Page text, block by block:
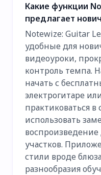
Какие функции
предлагает
Notewize: Guitar
удобные для
видеоуроки,
контроль темпа.
начать с
электрогитаре
практиковаться
использовать
участков.
стили вроде
разнообразия